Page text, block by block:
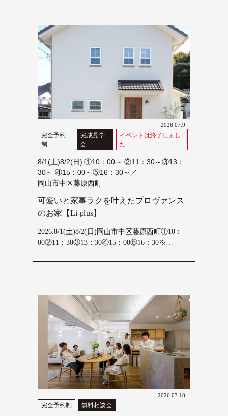
2026.07.9
完全予約
制
完成見学
会
イベントは終了しまし
た
8/1(土)8/2(日) ①10：00～ ②11：30～③13：
30～ ④15：00～⑤16：30～／
岡山市中区藤原西町
可愛いと家事ラクを叶えたプロヴァンス
のお家【Li-plus】
2026.8/1(土)8/2(日)岡山市中区藤原西町①10：
00②11：30③13：30④15：00⑤16：30※…
2026.07.18
完全予約制 無料相談会